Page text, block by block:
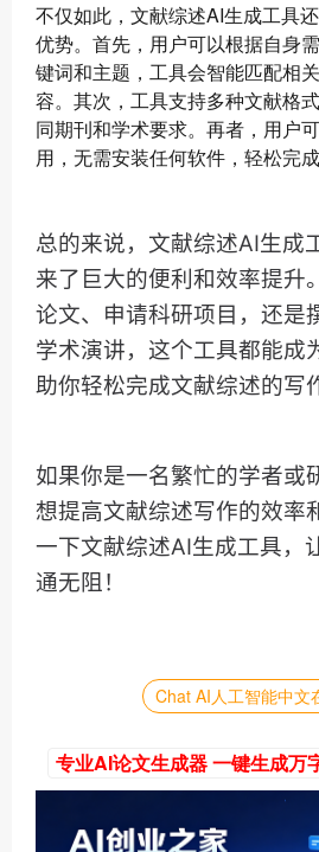
不仅如此，文献综述AI生成工具
优势。首先，用户可以根据自身
键词和主题，工具会智能匹配相
容。其次，工具支持多种文献格
同期刊和学术要求。再者，用户
用，无需安装任何软件，轻松完
总的来说，文献综述AI生成
来了巨大的便利和效率提升
论文、申请科研项目，还是
学术演讲，这个工具都能成
助你轻松完成文献综述的写
如果你是一名繁忙的学者或
想提高文献综述写作的效率
一下文献综述AI生成工具，
通无阻！
Chat AI人工智能中文
专业AI论文生成器 一键生成万